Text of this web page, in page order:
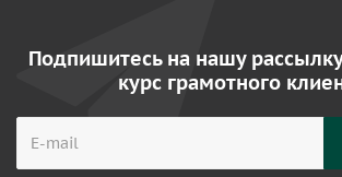
Подпишитесь на нашу
курс грамотного